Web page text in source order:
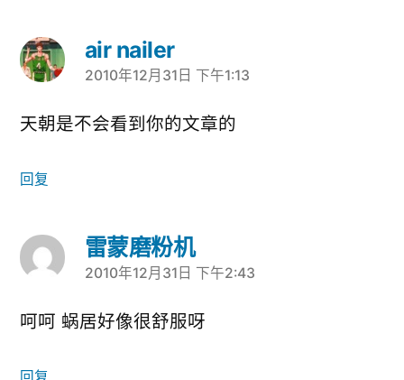
air nailer
说：
2010年12月31日 下午1:13
天朝是不会看到你的文章的
回复
雷蒙磨粉机
说：
2010年12月31日 下午2:43
呵呵 蜗居好像很舒服呀